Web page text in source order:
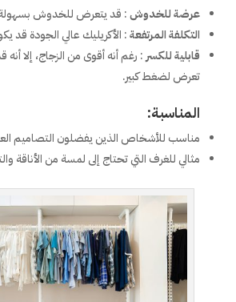
عرضة للخدوش: قد يتعرض للخدوش
التكلفة المرتفعة: الأكريليك عالي الجودة قد
قابلية للكسر : رغم أنه أقوى من الزجاج، إلا أنه
تعرض لضغط كبير.
المناسبة:
مناسب للأشخاص الذين يفضلون التصاميم
مثالي للغرف التي تحتاج إلى لمسة من الأناقة